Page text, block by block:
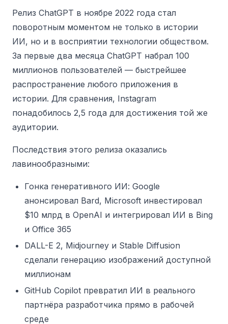
Релиз ChatGPT в ноябре 2022 года стал
поворотным моментом не только в истории
ИИ, но и в восприятии технологии обществом.
За первые два месяца ChatGPT набрал 100
миллионов пользователей — быстрейшее
распространение любого приложения в
истории. Для сравнения, Instagram
понадобилось 2,5 года для достижения той же
аудитории.
Последствия этого релиза оказались
лавинообразными:
Гонка генеративного ИИ: Google
анонсировал Bard, Microsoft инвестировал
$10 млрд в OpenAI и интегрировал ИИ в Bing
и Office 365
DALL-E 2, Midjourney и Stable Diffusion
сделали генерацию изображений доступной
миллионам
GitHub Copilot превратил ИИ в реального
партнёра разработчика прямо в рабочей
среде